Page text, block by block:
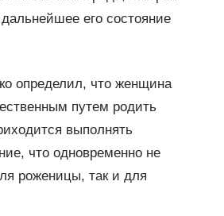
его состояние
определил, что женщина
путем родить
выполнять
что одновременно не
роженицы, так и для